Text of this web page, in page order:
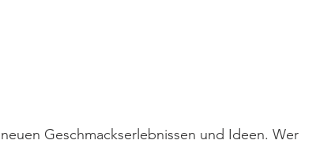
Geschmackserlebnissen und Ideen. Wer